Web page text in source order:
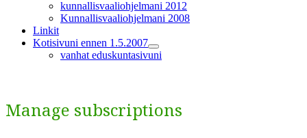
kunnallisvaaliohjelmani 2012
Kunnallisvaaliohjelmani 2008
Linkit
Kotisivuni ennen 1.5.2007
näytä
alavalikko
vanhat eduskuntasivuni
Manage subscriptions